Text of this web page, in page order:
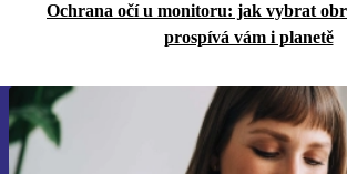
Ochrana očí u monitoru: jak vybrat
prospívá vám i planetě
Přihlas se k odběru našich
ušetři 400 Kč!